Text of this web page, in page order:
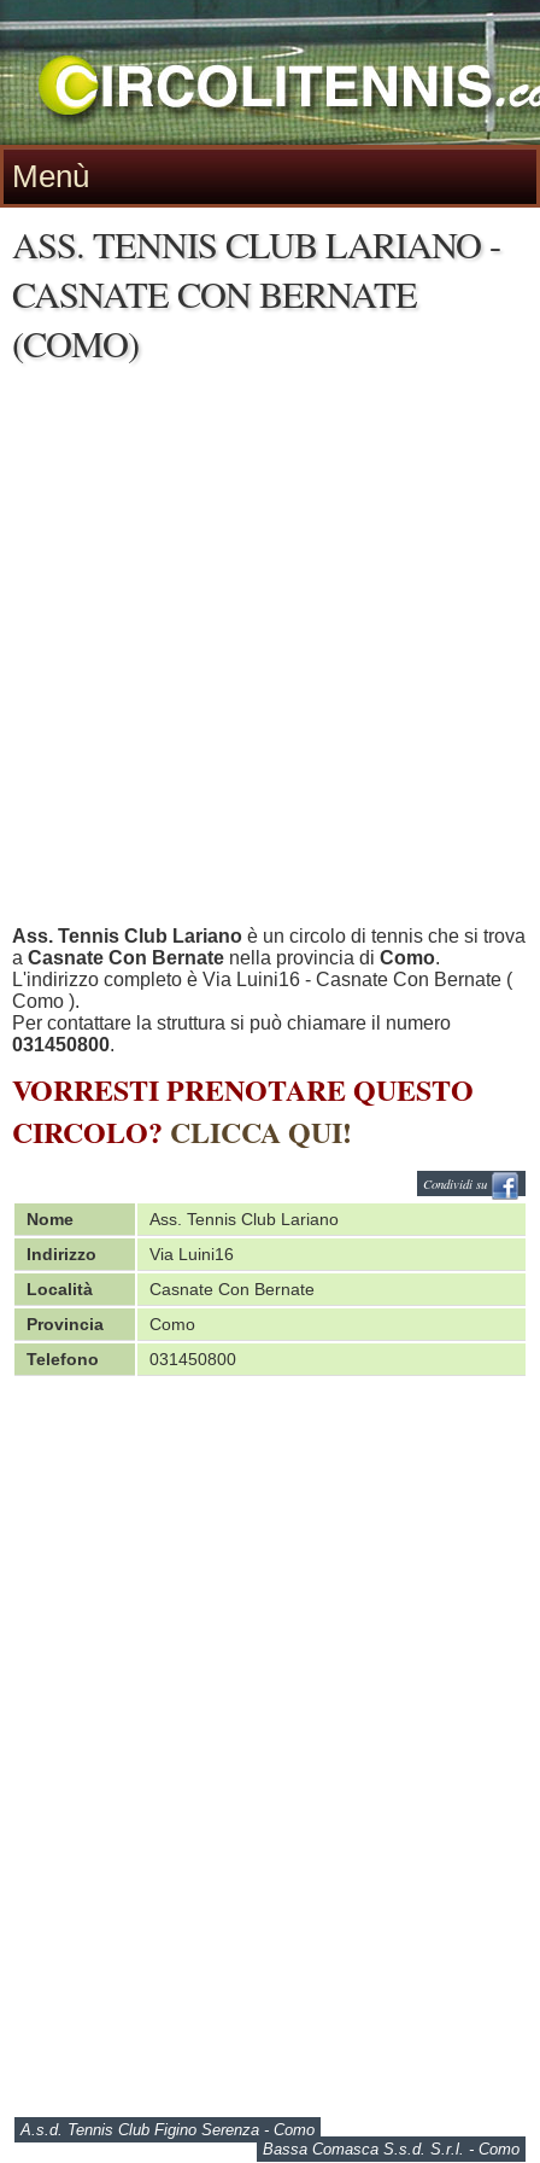
Menù
ASS. TENNIS CLUB LARIANO -
CASNATE CON BERNATE
(COMO)
Ass. Tennis Club Lariano è un circolo di tennis che si trova
a Casnate Con Bernate nella provincia di Como.
L'indirizzo completo è Via Luini16 - Casnate Con Bernate (
Como ).
Per contattare la struttura si può chiamare il numero
031450800.
VORRESTI PRENOTARE QUESTO
CIRCOLO? CLICCA QUI!
Condividi su
Nome
Ass. Tennis Club Lariano
Indirizzo
Via Luini16
Località
Casnate Con Bernate
Provincia
Como
Telefono
031450800
A.s.d. Tennis Club Figino Serenza - Como
Bassa Comasca S.s.d. S.r.l. - Como